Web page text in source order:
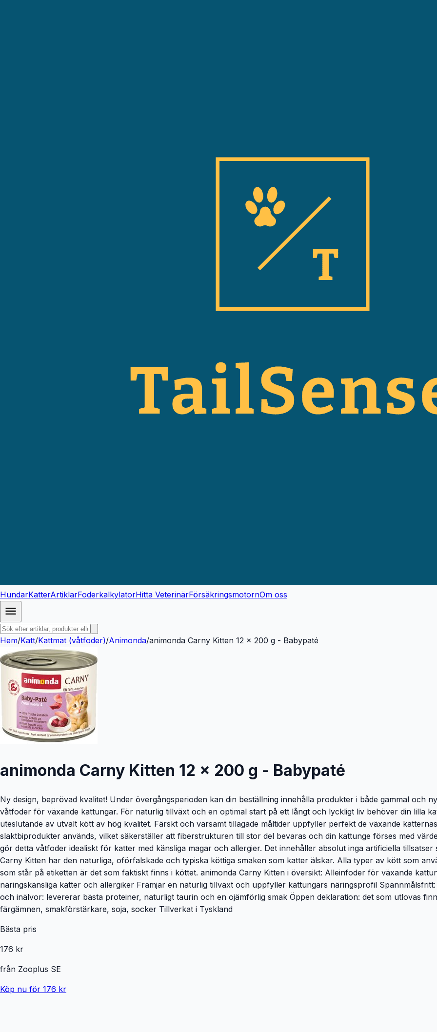
HundarKatterArtiklarFoderkalkylatorHitta VeterinärFörsäkringsmotornOm oss
Hem/Katt/Kattmat (våtfoder)/Animonda/animonda Carny Kitten 12 x 200 g - Babypaté
animonda Carny Kitten 12 x 200 g - Babypaté
Ny design, beprövad kvalitet! Under övergångsperioden kan din beställning innehålla produkter i både gammal och
våtfoder för växande kattungar. För naturlig tillväxt och en optimal start på ett långt och lyckligt liv behöver din lilla
uteslutande av utvalt kött av hög kvalitet. Färskt och varsamt tillagade måltider uppfyller perfekt de växande
slaktbiprodukter används, vilket säkerställer att fiberstrukturen till stor del bevaras och din kattunge förses med
gör detta våtfoder idealiskt för katter med känsliga magar och allergier. Det innehåller absolut inga artificiella
Carny Kitten har den naturliga, oförfalskade och typiska köttiga smaken som katter älskar. Alla typer av kött som
som står på etiketten är det som faktiskt finns i köttet. animonda Carny Kitten i översikt: Alleinfoder för växande
näringskänsliga katter och allergiker Främjar en naturlig tillväxt och uppfyller kattungars näringsprofil
och inälvor: levererar bästa proteiner, naturligt taurin och en ojämförlig smak Öppen deklaration: det som utlovas
färgämnen, smakförstärkare, soja, socker Tillverkat i Tyskland
Bästa pris
176 kr
från Zooplus SE
Köp nu för 176 kr